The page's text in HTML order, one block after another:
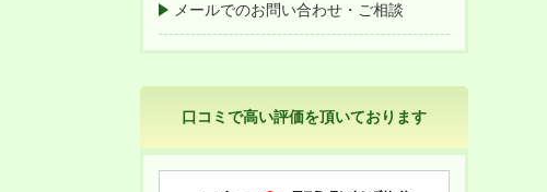
メールでのお問い合わせ・ご相談
口コミで高い評価を頂いております